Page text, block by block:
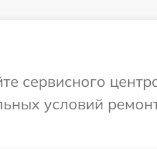
сервисного
условий